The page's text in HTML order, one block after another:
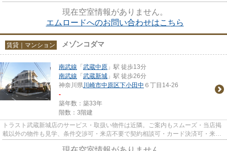
現在空室情報がありません。
エムロードへのお問い合わせはこちら
賃貸｜マンション メゾンコダマ
南武線 「武蔵中原 」駅 徒歩13分
南武線 「武蔵新城 」駅 徒歩26分
神奈川県川崎市中原区下小田中 ６丁目14-26
-
築年数：築33年
階数：3階建
トラスト武蔵新城店のサービス・取扱い物件は近隣。ご案内もスムーズ・当店掲
載以外の物件も見学、条件交渉可・来店不要で契約相談可・カード決済可・来店
時無料駐車場有（要電話予約...